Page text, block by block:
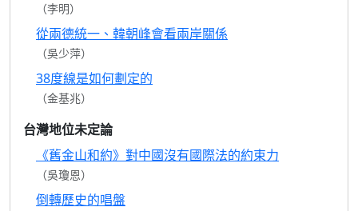
（李明）
從兩德統一、韓朝峰會看兩岸關係
（吳少萍）
38度線是如何劃定的
（金基兆）
台灣地位未定論
《舊金山和約》對中國沒有國際法的約束力
（吳瓊恩）
倒轉歷史的唱盤